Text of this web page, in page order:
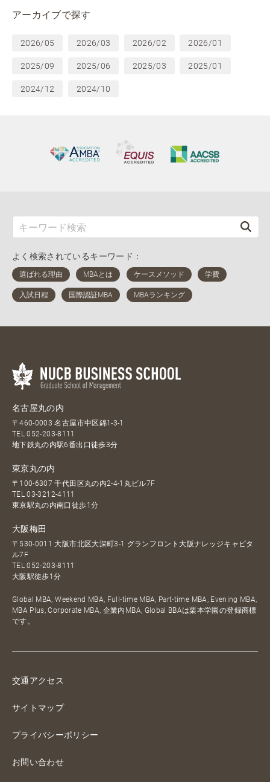
アーカイブで探す
2026/05 2026/03 2026/02 2026/01
2025/09 2025/06 2025/03 2025/01
2024/12 2024/10
よく検索されているキーワード：
名古屋丸の内
〒460-0003 名古屋市中区錦1-3-1
TEL052-203-8111
地下鉄丸の内駅6番出口徒歩3分
東京丸の内
〒100-6307 千代田区丸の内2-4-1丸ビル7F
TEL03-3212-4111
東京駅丸の内南口徒歩1分
大阪梅田
〒530-0011 大阪市北区大深町3-1 グランフロント大阪ナレッジキャピタ
ル7F
TEL052-203-8111
大阪駅徒歩1分
Global MBA, Weekend MBA, Full-time MBA, Part-time MBA, Evening MBA,
MBA Plus, Corporate MBA, 企業内MBA, Global BBAは栗本学園の登録商標
です。
交通アクセス
サイトマップ
プライバシーポリシー
お問い合わせ